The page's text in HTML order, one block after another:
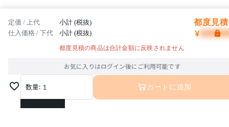
定価 / 上代 小計 (税抜) 都度見
仕入価格 / 下代 小計 (税抜) ¥
都度見積の商品は合計金額に反映されません
お気に入りはログイン後にご利用可能です
数量: 1
1
カートに追加